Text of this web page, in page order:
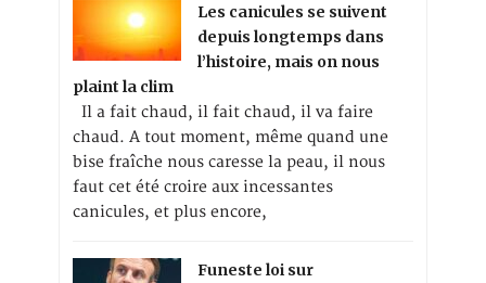
Les canicules se suivent
depuis longtemps dans
l’histoire, mais on nous
plaint la clim
Il a fait chaud, il fait chaud, il va faire
chaud. A tout moment, même quand une
bise fraîche nous caresse la peau, il nous
faut cet été croire aux incessantes
canicules, et plus encore,
Funeste loi sur